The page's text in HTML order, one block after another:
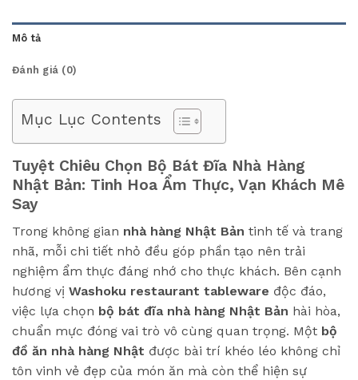
Mô tả
Đánh giá (0)
Mục Lục Contents
Tuyệt Chiêu Chọn Bộ Bát Đĩa Nhà Hàng
Nhật Bản: Tinh Hoa Ẩm Thực, Vạn Khách Mê
Say
Trong không gian nhà hàng Nhật Bản tinh tế và trang
nhã, mỗi chi tiết nhỏ đều góp phần tạo nên trải
nghiệm ẩm thực đáng nhớ cho thực khách. Bên cạnh
hương vị Washoku restaurant tableware độc đáo,
việc lựa chọn bộ bát đĩa nhà hàng Nhật Bản hài hòa,
chuẩn mực đóng vai trò vô cùng quan trọng. Một bộ
đồ ăn nhà hàng Nhật được bài trí khéo léo không chỉ
tôn vinh vẻ đẹp của món ăn mà còn thể hiện sự